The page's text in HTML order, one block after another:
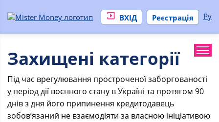
ВХІД Реєстрація Ру
Захищені категорії
Під час врегулювання простроченої заборгованості
у період дії воєнного стану в Україні та протягом 90
днів з дня його припинення кредитодавець
зобов’язаний не взаємодіяти за власною ініціативою